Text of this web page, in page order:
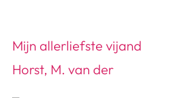
Mijn allerliefste vijand
Horst, M. van der